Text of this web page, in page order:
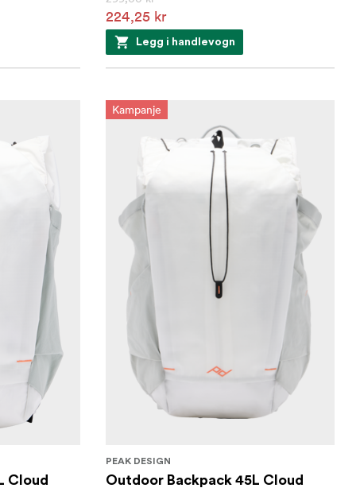
224,25 kr
Legg i handlevogn
Cloud
Kampanje
PEAK DESIGN
Outdoor Backpack 45L Cloud